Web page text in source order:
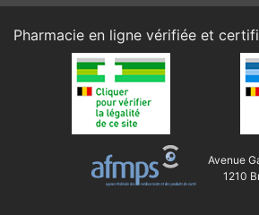
Pharmacie en ligne vérifiée et
Avenue
1210